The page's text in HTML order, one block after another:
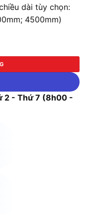
dài tùy chọn:
4500mm)
nắp (độ dày,
2 - Thứ 7 (8h00 -